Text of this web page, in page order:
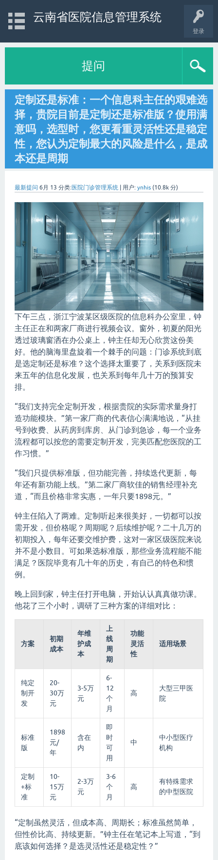
登录
云南省医院信息管理系统
提问
定制还是标准：一个信息科主任的艰难选
择，贵院目前是定制还是标准版？使用满
意吗，选型时，您更看重灵活性还是稳定
性，您认为定制最大的风险是什么，是成
本还是周期
最新提问 6月 13 分类:医院门诊管理系统 用户: ynhis (10.8k 分)
下午三点，浙江宁波某区级医院的信息科办公室里，钟
主任正在和两家厂商进行视频会议。窗外，初夏的阳光
透过玻璃窗洒在办公桌上，钟主任却无心欣赏这份美
好。他的脑海里盘旋着一个棘手的问题：门诊系统到底
是选定制还是标准？这个选择太重要了，关系到医院未
来五年的信息化发展，也关系到每年几十万的预算安
排。
“我们支持完全定制开发，根据贵院的实际需求量身打
造功能模块。”第一家厂商的代表信心满满地说，“从挂
号到收费、从药房到库房、从门诊到急诊，每一个业务
流程都可以按您的需要定制开发，完美匹配您医院的工
作习惯。”
“我们只提供标准版，但功能完善，持续迭代更新，每
年还有新功能上线。”第二家厂商软佳的销售经理补充
道，“而且价格非常实惠，一年只要1898元。”
钟主任陷入了两难。定制听起来很美好，一切都可以按
需开发，但价格呢？周期呢？后续维护呢？二十几万的
初期投入，每年还要交维护费，这对一家区级医院来说
并不是小数目。可如果选标准版，那些业务流程能不能
满足？医院毕竟有几十年的历史，有自己的特色和惯
例。
晚上回到家，钟主任打开电脑，开始认认真真做功课。
他花了三个小时，调研了三种方案的详细对比：
方案
初期
成本
年维
护成
本
上
线
周
期
功能
灵活
性
适用场景
纯定
制开
发
20-
30万
元
3-5万
元
6-
12
个
月
高
大型三甲医
院
标准
版
1898
元/
年
含在
内
即
时
可
用
中
中小型医疗
机构
定制
+标
准
10-
15万
元
2-3万
元
3-6
个
月
高
有特殊需求
的中型医院
“定制虽然灵活，但成本高、周期长；标准虽然简单，
但性价比高、持续更新。”钟主任在笔记本上写道，“到
底该如何选择？是选灵活性还是稳定性？”